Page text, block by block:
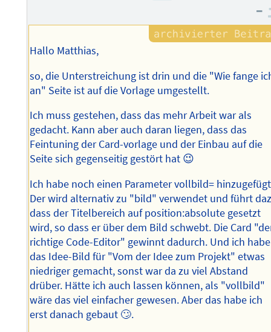
–
Hallo Matthias,
so, die Unterstreichung ist drin und die "Wie fange
an" Seite ist auf die Vorlage umgestellt.
Ich muss gestehen, dass das mehr Arbeit war als
gedacht. Kann aber auch daran liegen, dass das
Feintuning der Card-vorlage und der Einbau auf die
Seite sich gegenseitig gestört hat 😉
Ich habe noch einen Parameter vollbild=
Der wird alternativ zu "bild" verwendet und führt
dass der Titelbereich auf position:absolute gesetzt
wird, so dass er über dem Bild schwebt. Die Card
richtige Code-Editor" gewinnt dadurch. Und ich habe
das Idee-Bild für "Vom der Idee zum Projekt" etwas
niedriger gemacht, sonst war da zu viel Abstand
drüber. Hätte ich auch lassen können, als "vollbild"
wäre das viel einfacher gewesen. Aber das habe ich
erst danach gebaut 🙄.